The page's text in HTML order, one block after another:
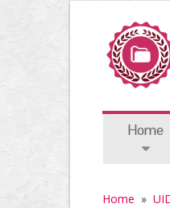
Home
Home »